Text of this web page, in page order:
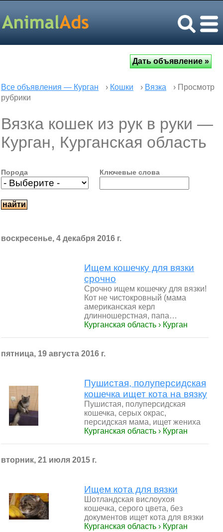
Все объявления — Курган › Кошки › Вязка
› Просмотр
рубрики
Вязка кошек из рук в руки —
Курган, Курганская область
Порода Ключевые слова
воскресенье, 4 декабря 2016 г.
Ищем кошечку для вязки
срочно
Срочно ищем кошечку для вязки!
Кот не чистокровный (мама
американская керл
длинношерстная, папа…
Курганская область › Курган
пятница, 19 августа 2016 г.
Пушистая, полуперсидская
кошечка ищет кота на вязку
Пушистая, полуперсидская
кошечка, серых окрас,
персидская мама, ищет жениха
Курганская область › Курган
вторник, 21 июля 2015 г.
Ищем кота для вязки
Шотландская вислоухоя
кошечка, серого цвета, без
документов ищет кота для вязки
Курганская область › Курган